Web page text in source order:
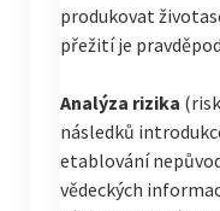
produkovat
přežití je
Analýza rizika
následků
etablování
vědeckých